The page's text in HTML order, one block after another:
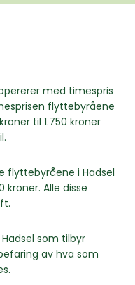
med timespris
flyttebyråene
til 1.750 kroner
flyttebyråene i Hadsel
Alle disse
som tilbyr
av hva som